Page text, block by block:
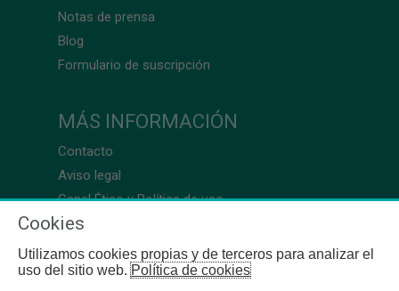
Notas de prensa
Blog
Formulario de suscripción
MÁS INFORMACIÓN
Contacto
Aviso legal
Canal Ético y Política de uso
Cookies
Utilizamos cookies propias y de terceros para analizar el
uso del sitio web.Política de cookies